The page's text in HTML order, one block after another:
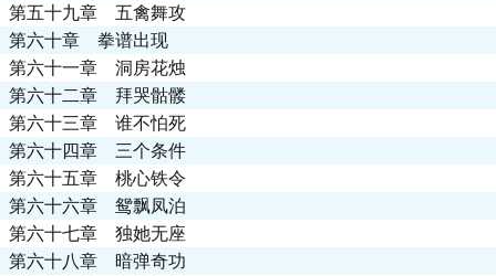
第五十九章 五禽舞攻
第六十章 拳谱出现
第六十一章 洞房花烛
第六十二章 拜哭骷髅
第六十三章 谁不怕死
第六十四章 三个条件
第六十五章 桃心铁令
第六十六章 鸳飘凤泊
第六十七章 独她无座
第六十八章 暗弹奇功